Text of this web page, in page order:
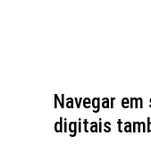
Navegar
digitais